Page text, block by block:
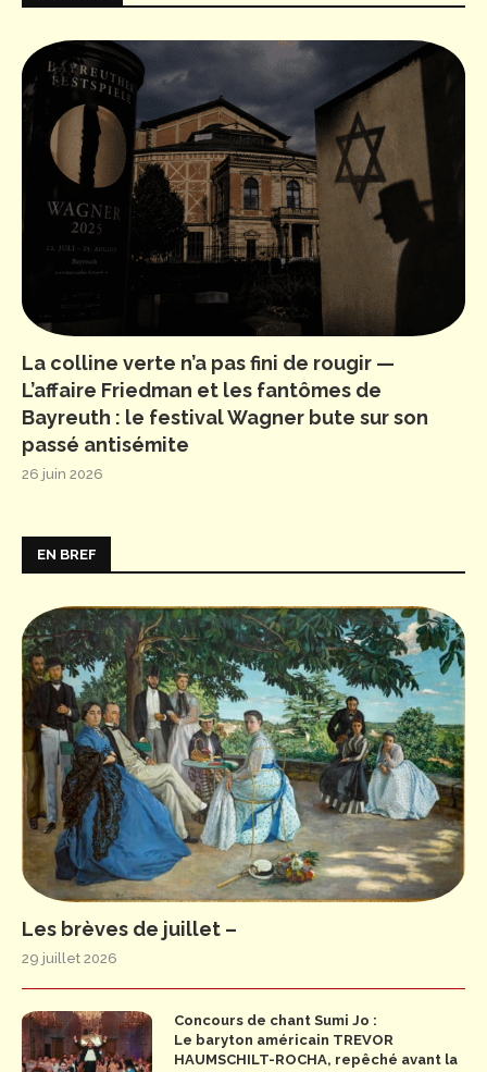
La colline verte n’a pas fini de rougir —
L’affaire Friedman et les fantômes de
Bayreuth : le festival Wagner bute sur son
passé antisémite
26 juin 2026
EN BREF
Les brèves de juillet –
29 juillet 2026
Concours de chant Sumi Jo :
Le baryton américain TREVOR
HAUMSCHILT-ROCHA, repêché avant la